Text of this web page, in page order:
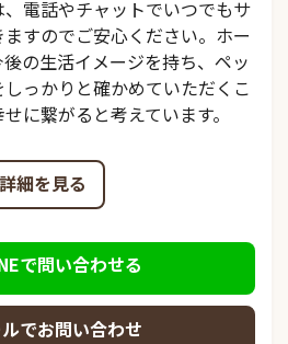
電話やチャットでいつでもサ
すのでご安心ください。ホー
の生活イメージを持ち、ペッ
っかりと確かめていただくこ
に繋がると考えています。
詳細を見る
で問い合わせる
でお問い合わせ